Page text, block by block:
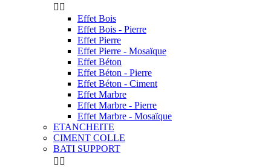
 
Effet Bois
Effet Bois - Pierre
Effet Pierre
Effet Pierre - Mosaïque
Effet Béton
Effet Béton - Pierre
Effet Béton - Ciment
Effet Marbre
Effet Marbre - Pierre
Effet Marbre - Mosaïque
ETANCHEITE
CIMENT COLLE
BATI SUPPORT
 